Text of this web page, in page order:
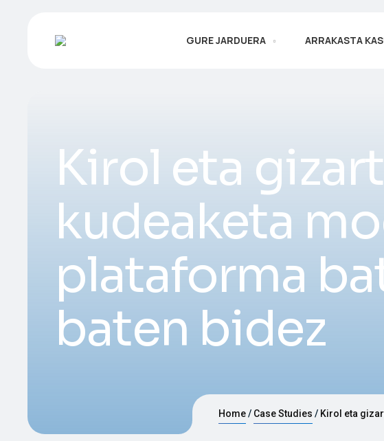
GURE JARDUERA ARRAKASTA
Kirol eta
kudeaketa
plataforma
baten bidez
Home Case Studies Kirol eta